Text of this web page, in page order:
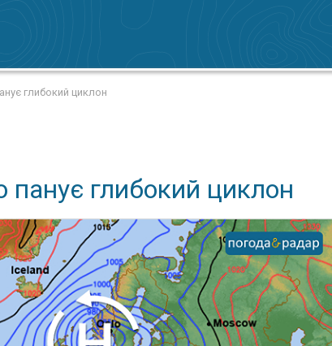
глибокий циклон
глибокий циклон